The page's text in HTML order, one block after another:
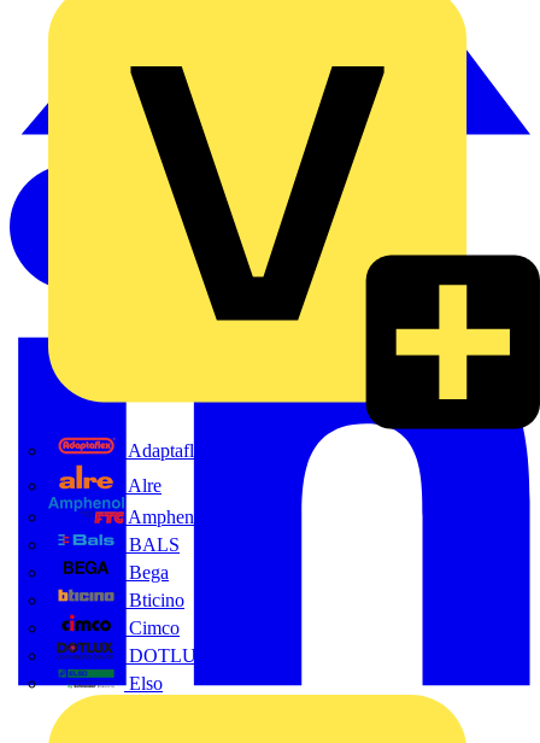
Adaptaflex
Alre
Amphenol FTG
BALS
Bega
Bticino
Cimco
DOTLUX GmbH
Elso